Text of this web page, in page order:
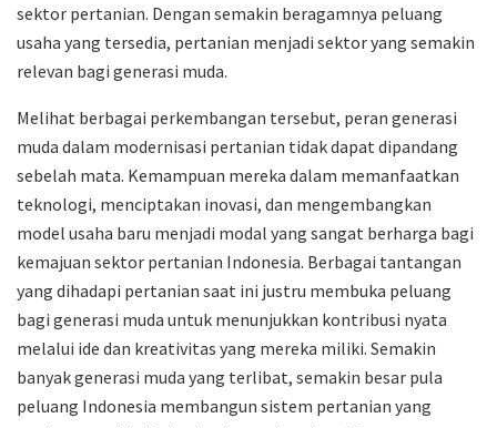
sektor pertanian. Dengan semakin beragamnya peluang
usaha yang tersedia, pertanian menjadi sektor yang semakin
relevan bagi generasi muda.
Melihat berbagai perkembangan tersebut, peran generasi
muda dalam modernisasi pertanian tidak dapat dipandang
sebelah mata. Kemampuan mereka dalam memanfaatkan
teknologi, menciptakan inovasi, dan mengembangkan
model usaha baru menjadi modal yang sangat berharga bagi
kemajuan sektor pertanian Indonesia. Berbagai tantangan
yang dihadapi pertanian saat ini justru membuka peluang
bagi generasi muda untuk menunjukkan kontribusi nyata
melalui ide dan kreativitas yang mereka miliki. Semakin
banyak generasi muda yang terlibat, semakin besar pula
peluang Indonesia membangun sistem pertanian yang